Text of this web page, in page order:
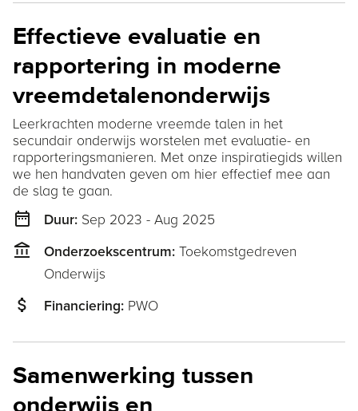
Effectieve evaluatie en
rapportering in moderne
vreemdetalenonderwijs
Leerkrachten moderne vreemde talen in het
secundair onderwijs worstelen met evaluatie- en
rapporteringsmanieren. Met onze inspiratiegids willen
we hen handvaten geven om hier effectief mee aan
de slag te gaan.
date_range Duur: Sep 2023 - Aug 2025
account_balance Onderzoekscentrum: Toekomstgedreven
Onderwijs
attach_money Financiering: PWO
Samenwerking tussen